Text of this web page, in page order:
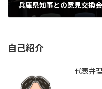
兵庫県知事との意見交換
自己紹介
代表弁